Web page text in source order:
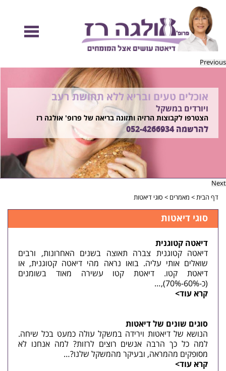
Previous
להיות מוכנות לקיץ הזה ולזה שאחריו!
בשיטת ד"ר אולגה רז
רוצים ללמוד איך?
התקשרו 052-4266934
אוכלים טעים ובריא ללא תחושת רעב
ויורדים במשקל
הצטרפו לקבוצות הרזיה ותזונה בריאה של פרופ' אולגה רז
להרשמה052-4266934
Next
דף הבית> מאמרים > סוגי דיאטות
סוגי דיאטות
דיאטה קטוגנית
דיאטה קטוגנית צברה תאוצה בשנים האחרונות, ורבים
שואלים אותי עליה. בואו נראה מהי דיאטה קטוגנית, או
דיאטת קטו. דיאטת קטו עשירה מאוד בשומנים
(כ-60%-70%),…
קרא עוד>
סוגים שונים של דיאטות
הנושא של דיאטות וירידה במשקל עולה כמעט בכל שיחה.
למה כל כך הרבה אנשים רוצים לרזות? למה אנחנו לא
מסופקים מהמראה, ובעיקר מהמשקל שלנו?…
קרא עוד>